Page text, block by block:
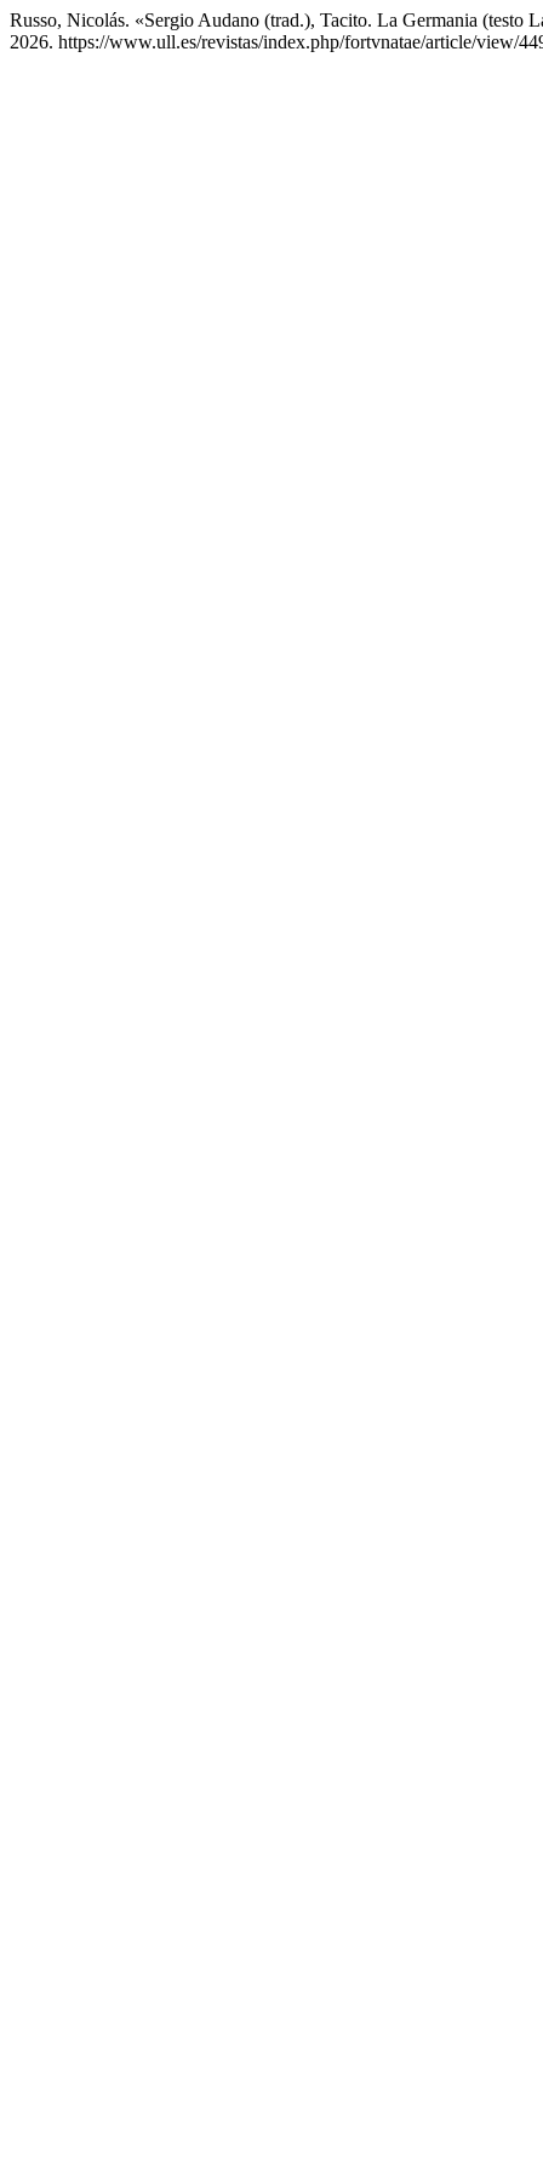
Russo, Nicolás. «Sergio Audano (trad.), Tacito. La Germania (testo
2026. https://www.ull.es/revistas/index.php/fortvnatae/article/view/